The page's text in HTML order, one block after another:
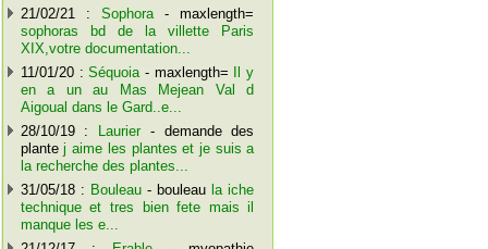
21/02/21 : Sophora- maxlength=
sophoras bd de la villette Paris
XIX,votre documentation...
11/01/20 :Séquoia- maxlength=
Il y
en a un au Mas Mejean Val d
Aigoual dans le Gard..e...
28/10/19 :
Laurier- demande des
plantej aime les plantes et je suis a
la recherche des plantes...
31/05/18 : Bouleau- bouleau la iche
technique et tres bien fete mais il
manque les e...